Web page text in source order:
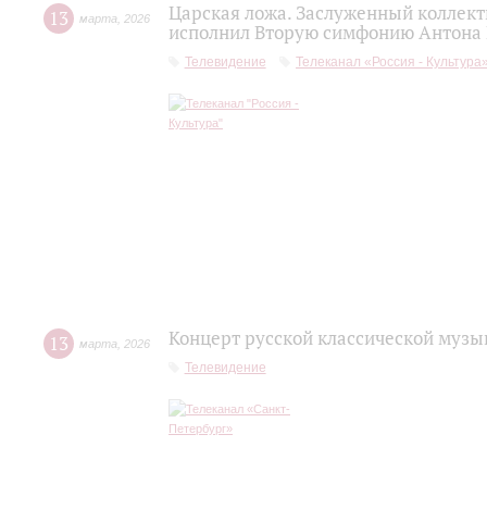
13 марта 2026
Царская ложа. Заслуженный
исполнил Вторую симфонию Антона
Телевидение Телеканал «Россия -
13 марта 2026 Концерт русской классической
Телевидение